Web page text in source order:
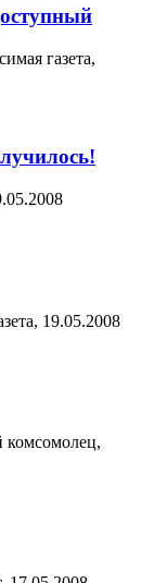
газета,
19.05.2008